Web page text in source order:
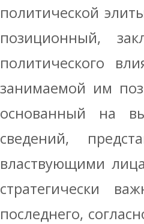
политической
позиционный,
политического
занимаемой им
основанный на
сведений,
властвующими
стратегически
последнего,